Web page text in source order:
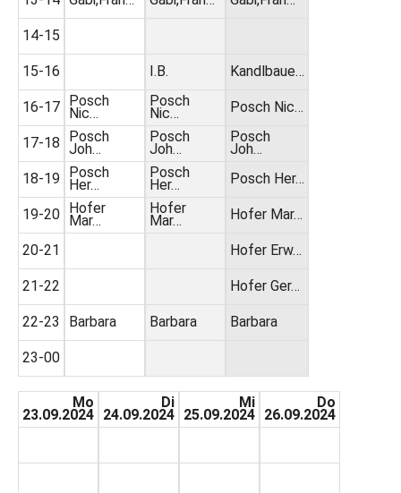
14-15
15-16
16-17
17-18
18-19
19-20
20-21
21-22
22-23
23-00
Posch
Nic…
Posch
Joh…
Posch
Her…
Hofer
Mar…
Barbara
I.B.
Posch
Nic…
Posch
Joh…
Posch
Her…
Hofer
Mar…
Barbara
Kandlbaue…
Posch Nic…
Posch
Joh…
Posch Her…
Hofer Mar…
Hofer Erw…
Hofer Ger…
Barbara
Mo
23.09.2024
Di
24.09.2024
Mi
25.09.2024
Do
26.09.2024